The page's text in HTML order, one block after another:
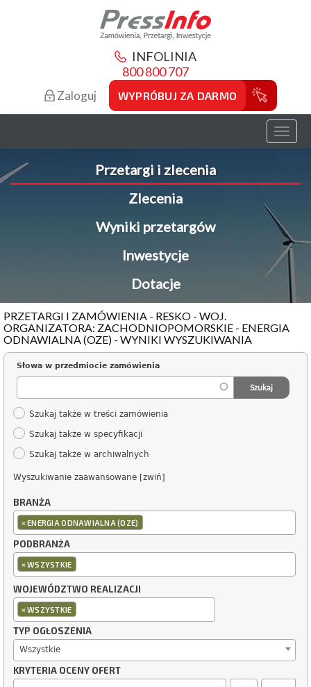
INFOLINIA
800 800 707
Zaloguj WYPRÓBUJ ZA DARMO
Toggle
Przetargi i zlecenia
Zlecenia
Wyniki przetargów
Inwestycje
Dotacje
PRZETARGI I ZAMÓWIENIA - RESKO - WOJ.
ORGANIZATORA: ZACHODNIOPOMORSKIE - ENERGIA
ODNAWIALNA (OZE) - WYNIKI WYSZUKIWANIA
Słowa w przedmiocie zamówienia
Szukaj także w treści zamówienia
Szukaj także w specyfikacji
Szukaj także w archiwalnych
Wyszukiwanie zaawansowane [zwiń]
BRANŻA
×ENERGIA ODNAWIALNA (OZE)
PODBRANŻA
×WSZYSTKIE
WOJEWÓDZTWO REALIZACJI
×WSZYSTKIE
TYP OGŁOSZENIA
Wszystkie
KRYTERIA OCENY OFERT